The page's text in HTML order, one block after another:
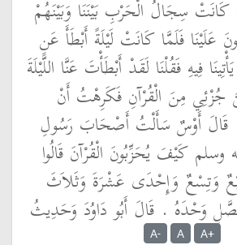
كَانَتْ سِجَالُ الْحَرْبِ بَيْنَنَا وَبَيْنَهُمْ
عَلَيْنَا فَلَمَّا كَانَتْ لَيْلَةً أَبْطَأَ عَنِ
فِيهِ فَقُلْنَا لَقَدْ أَبْطَأْتَ عَنَّا اللَّيْلَةَ
جُزْئِي مِنَ الْقُرْآنِ فَكَرِهْتُ أَنْ
قَالَ أَوْسٌ سَأَلْتُ أَصْحَابَ رَسُولِ
وسلم كَيْفَ يُحَزِّبُونَ الْقُرْآنَ قَالُوا
وَتِسْعٌ وَإِحْدَى عَشْرَةَ وَثَلاَثَ
وَحْدَهُ ‏.‏ قَالَ أَبُو دَاوُدَ وَحَدِيثُ
A- A A+